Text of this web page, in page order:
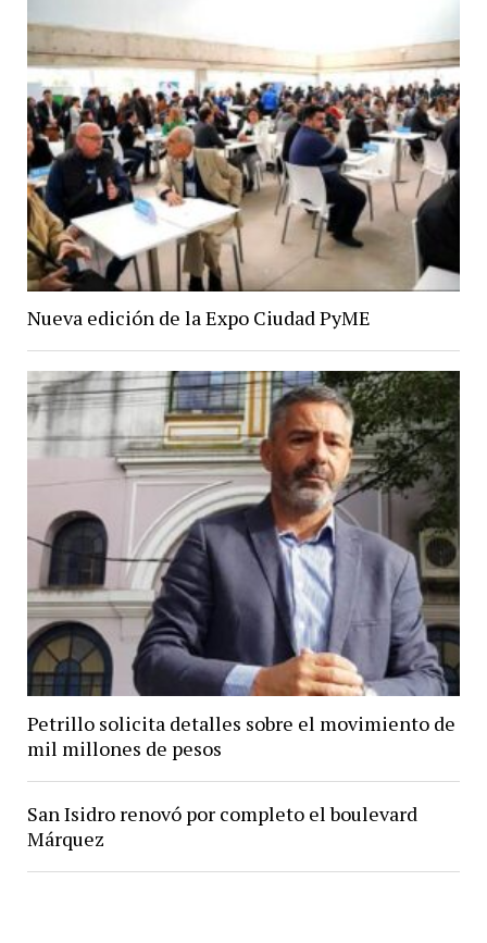
Nueva edición de la Expo Ciudad PyME
Petrillo solicita detalles sobre el movimiento de
mil millones de pesos
San Isidro renovó por completo el boulevard
Márquez